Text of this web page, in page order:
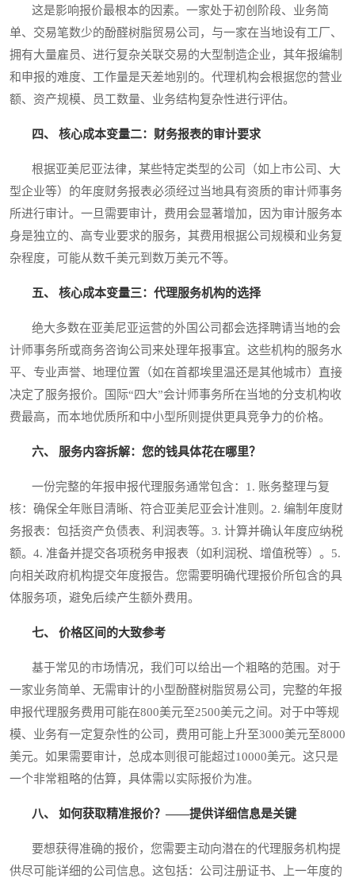
这是影响报价最根本的因素。一家处于初创阶段、业务简
单、交易笔数少的酚醛树脂贸易公司，与一家在当地设有工厂、
拥有大量雇员、进行复杂关联交易的大型制造企业，其年报编制
和申报的难度、工作量是天差地别的。代理机构会根据您的营业
额、资产规模、员工数量、业务结构复杂性进行评估。
四、 核心成本变量二：财务报表的审计要求
根据亚美尼亚法律，某些特定类型的公司（如上市公司、大
型企业等）的年度财务报表必须经过当地具有资质的审计师事务
所进行审计。一旦需要审计，费用会显著增加，因为审计服务本
身是独立的、高专业要求的服务，其费用根据公司规模和业务复
杂程度，可能从数千美元到数万美元不等。
五、 核心成本变量三：代理服务机构的选择
绝大多数在亚美尼亚运营的外国公司都会选择聘请当地的会
计师事务所或商务咨询公司来处理年报事宜。这些机构的服务水
平、专业声誉、地理位置（如在首都埃里温还是其他城市）直接
决定了服务报价。国际“四大”会计师事务所在当地的分支机构收
费最高，而本地优质所和中小型所则提供更具竞争力的价格。
六、 服务内容拆解：您的钱具体花在哪里？
一份完整的年报申报代理服务通常包含：1. 账务整理与复
核：确保全年账目清晰、符合亚美尼亚会计准则。2. 编制年度财
务报表：包括资产负债表、利润表等。3. 计算并确认年度应纳税
额。4. 准备并提交各项税务申报表（如利润税、增值税等）。5.
向相关政府机构提交年度报告。您需要明确代理报价所包含的具
体服务项，避免后续产生额外费用。
七、 价格区间的大致参考
基于常见的市场情况，我们可以给出一个粗略的范围。对于
一家业务简单、无需审计的小型酚醛树脂贸易公司，完整的年报
申报代理服务费用可能在800美元至2500美元之间。对于中等规
模、业务有一定复杂性的公司，费用可能上升至3000美元至8000
美元。如果需要审计，总成本则很可能超过10000美元。这只是
一个非常粗略的估算，具体需以实际报价为准。
八、 如何获取精准报价？——提供详细信息是关键
要想获得准确的报价，您需要主动向潜在的代理服务机构提
供尽可能详细的公司信息。这包括：公司注册证书、上一年度的